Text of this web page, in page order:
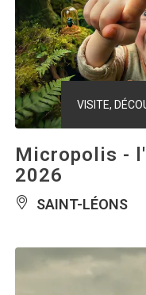
VISITE,
Micropolis -
2026
SAINT-LÉONS